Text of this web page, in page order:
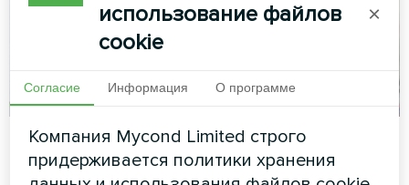
Отопление жилых
домов с помощью
Бетонный завод
Модульный тепловой насос
использование файлов
cookie
×
Согласие Информация О программе
Компания Mycond Limited строго
придерживается политики хранения